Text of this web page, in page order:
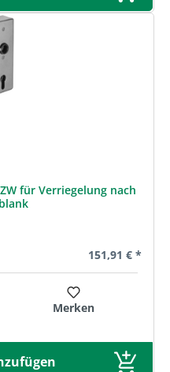
Regulärer
151,91 € *
Merken